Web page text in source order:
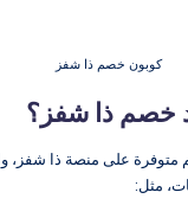
كوبون خصم ذا شفز
خصم ذا شفز؟
متوفرة على منصة ذا شفز،
مثل: